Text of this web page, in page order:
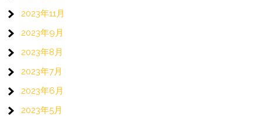
2023年11月
2023年9月
2023年8月
2023年7月
2023年6月
2023年5月